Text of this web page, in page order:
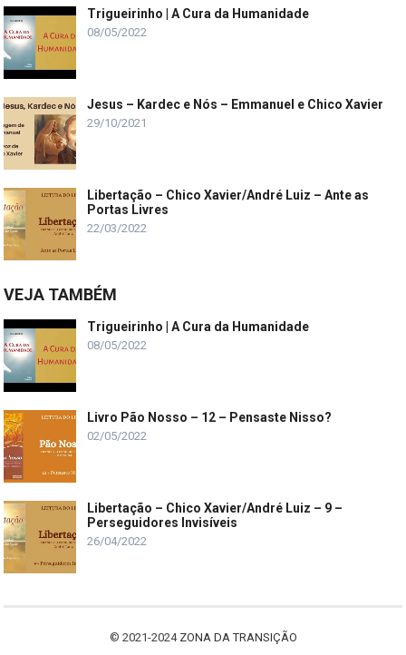
Trigueirinho | A Cura da Humanidade
08/05/2022
Jesus – Kardec e Nós – Emmanuel e Chico Xavier
29/10/2021
Libertação – Chico Xavier/André Luiz – Ante as
Portas Livres
22/03/2022
VEJA TAMBÉM
Trigueirinho | A Cura da Humanidade
08/05/2022
Livro Pão Nosso – 12 – Pensaste Nisso?
02/05/2022
Libertação – Chico Xavier/André Luiz – 9 –
Perseguidores Invisíveis
26/04/2022
© 2021-2024 ZONA DA TRANSIÇÃO